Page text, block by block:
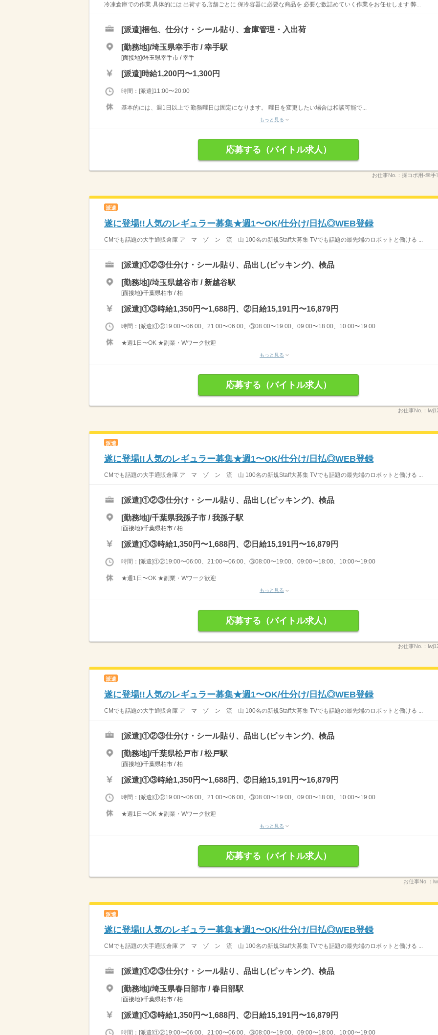
冷凍倉庫での作業 具体的には 出荷する店舗ごとに 保冷容器に必要な商品を 必要な数詰めていく作業をお任せします 弊...
[派遣]梱包、仕分け・シール貼り、倉庫管理・入出荷
[勤務地]/埼玉県幸手市 / 幸手駅
[面接地]/埼玉県幸手市 / 幸手
[派遣] 時給1,200円〜1,300円
時間：[派遣]11:00〜20:00
基本的には、週1日以上で 勤務曜日は固定になります。 曜日を変更したい場合は相談可能で...
もっと見る
応募する（バイトル求人）
お仕事No.： 採コボ用‐幸手
派遣
遂に登場!!人気のレギュラー募集★週1〜OK/仕分け/日払◎WEB登録
CMでも話題の大手通販倉庫 ア マ ゾ ン 流 山 100名の新規Staff大募集 TVでも話題の最先端のロボットと働ける ...
[派遣]①②③仕分け・シール貼り、品出し(ピッキング)、検品
[勤務地]/埼玉県越谷市 / 新越谷駅
[面接地]/千葉県柏市 / 柏
[派遣]①③時給1,350円〜1,688円、②日給15,191円〜16,879円
時間：[派遣]①②19:00〜06:00、21:00〜06:00、③08:00〜19:00、09:00〜18:00、10:00〜19:00
★週1日〜OK ★副業・Wワーク歓迎
もっと見る
応募する（バイトル求人）
お仕事No.：
派遣
遂に登場!!人気のレギュラー募集★週1〜OK/仕分け/日払◎WEB登録
CMでも話題の大手通販倉庫 ア マ ゾ ン 流 山 100名の新規Staff大募集 TVでも話題の最先端のロボットと働ける ...
[派遣]①②③仕分け・シール貼り、品出し(ピッキング)、検品
[勤務地]/千葉県我孫子市 / 我孫子駅
[面接地]/千葉県柏市 / 柏
[派遣]①③時給1,350円〜1,688円、②日給15,191円〜16,879円
時間：[派遣]①②19:00〜06:00、21:00〜06:00、③08:00〜19:00、09:00〜18:00、10:00〜19:00
★週1日〜OK ★副業・Wワーク歓迎
もっと見る
応募する（バイトル求人）
お仕事No.：
派遣
遂に登場!!人気のレギュラー募集★週1〜OK/仕分け/日払◎WEB登録
CMでも話題の大手通販倉庫 ア マ ゾ ン 流 山 100名の新規Staff大募集 TVでも話題の最先端のロボットと働ける ...
[派遣]①②③仕分け・シール貼り、品出し(ピッキング)、検品
[勤務地]/千葉県松戸市 / 松戸駅
[面接地]/千葉県柏市 / 柏
[派遣]①③時給1,350円〜1,688円、②日給15,191円〜16,879円
時間：[派遣]①②19:00〜06:00、21:00〜06:00、③08:00〜19:00、09:00〜18:00、10:00〜19:00
★週1日〜OK ★副業・Wワーク歓迎
もっと見る
応募する（バイトル求人）
お仕事No.：
派遣
遂に登場!!人気のレギュラー募集★週1〜OK/仕分け/日払◎WEB登録
CMでも話題の大手通販倉庫 ア マ ゾ ン 流 山 100名の新規Staff大募集 TVでも話題の最先端のロボットと働ける ...
[派遣]①②③仕分け・シール貼り、品出し(ピッキング)、検品
[勤務地]/埼玉県春日部市 / 春日部駅
[面接地]/千葉県柏市 / 柏
[派遣]①③時給1,350円〜1,688円、②日給15,191円〜16,879円
時間：[派遣]①②19:00〜06:00、21:00〜06:00、③08:00〜19:00、09:00〜18:00、10:00〜19:00